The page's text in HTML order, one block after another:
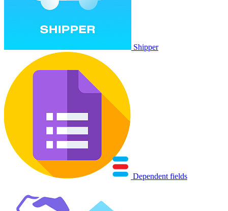
Shipper
Dependent fields